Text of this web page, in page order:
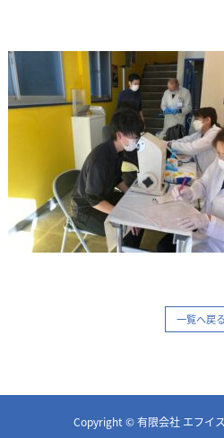
一覧へ戻る
Copyright © 有限会社 エフイ